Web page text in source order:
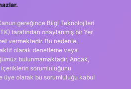
gereğince Bilgi Teknolojileri
tarafından onaylanmış bir Yer
vermektedir. Bu nedenle,
olarak denetleme veya
bulunmamaktadır. Ancak,
içeriklerin sorumluluğunu
üye olarak bu sorumluluğu kabul